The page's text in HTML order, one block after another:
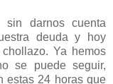
darnos cuenta
deuda y hoy
Ya hemos
se puede seguir,
estas 24 horas que